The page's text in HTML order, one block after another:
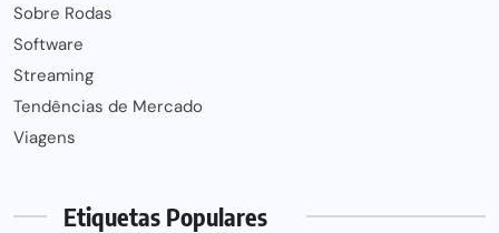
Sobre Rodas
Software
Streaming
Tendências de Mercado
Viagens
Etiquetas Populares